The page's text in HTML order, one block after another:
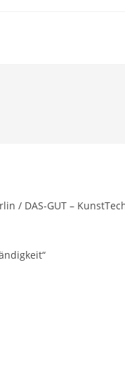
/ DAS-GUT –